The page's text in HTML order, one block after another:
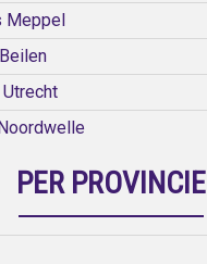
Meppel
PER PROVINCIE